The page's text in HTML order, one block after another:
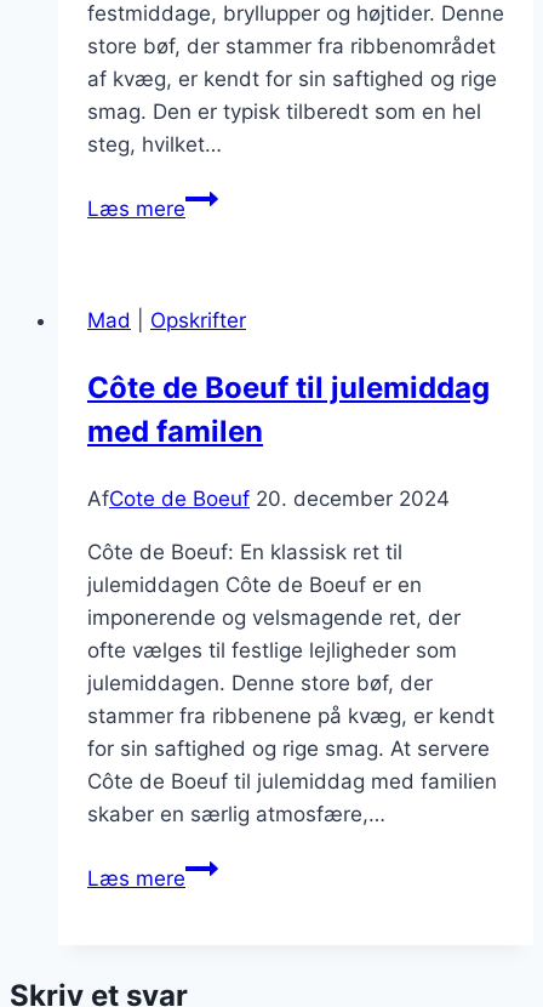
festmiddage, bryllupper og højtider. Denne
store bøf, der stammer fra ribbenområdet
af kvæg, er kendt for sin saftighed og rige
smag. Den er typisk tilberedt som en hel
steg, hvilket…
Læs mereCôte
rødvin
stor
middag
Mad Opskrifter
Côte de Boeuf til julemiddag
med familen
AfCote de Boeuf 20. december 2024
Côte de Boeuf: En klassisk ret til
julemiddagen Côte de Boeuf er en
imponerende og velsmagende ret, der
ofte vælges til festlige lejligheder som
julemiddagen. Denne store bøf, der
stammer fra ribbenene på kvæg, er kendt
for sin saftighed og rige smag. At servere
Côte de Boeuf til julemiddag med familien
skaber en særlig atmosfære,…
Læs mereCôte
julemiddag
Skriv et svar